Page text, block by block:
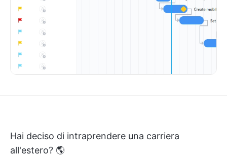
Hai deciso di intraprendere una carriera
all'estero? 🌎